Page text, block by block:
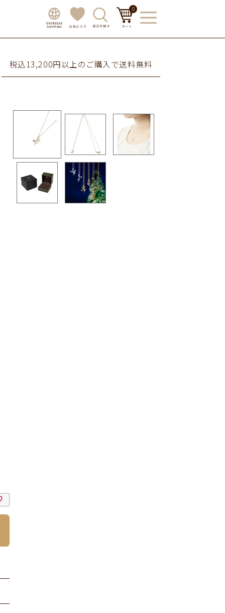
0
税込13,200円以上のご購入で送料無料